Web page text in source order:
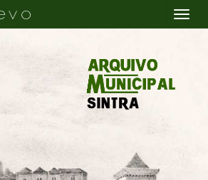
Toggle
navigation